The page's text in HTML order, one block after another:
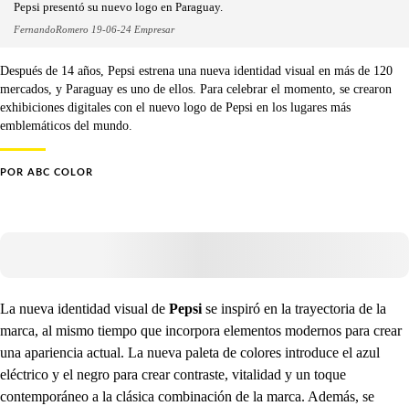
Pepsi presentó su nuevo logo en Paraguay.
FernandoRomero 19-06-24 Empresar
Después de 14 años, Pepsi estrena una nueva identidad visual en más de 120
mercados, y Paraguay es uno de ellos. Para celebrar el momento, se crearon
exhibiciones digitales con el nuevo logo de Pepsi en los lugares más
emblemáticos del mundo.
POR ABC COLOR
La nueva identidad visual de Pepsi se inspiró en la trayectoria de la
marca, al mismo tiempo que incorpora elementos modernos para crear
una apariencia actual. La nueva paleta de colores introduce el azul
eléctrico y el negro para crear contraste, vitalidad y un toque
contemporáneo a la clásica combinación de la marca. Además, se